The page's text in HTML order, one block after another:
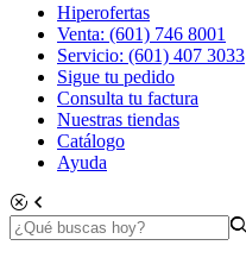
Hiperofertas
Venta: (601) 746 8001
Servicio: (601) 407 3033
Sigue tu pedido
Consulta tu factura
Nuestras tiendas
Catálogo
Ayuda